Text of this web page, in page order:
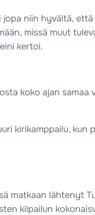
niin hyvältä,
missä muut
kertoi.
koko ajan
kirikamppailu,
matkaan lähtenyt
kilpailun